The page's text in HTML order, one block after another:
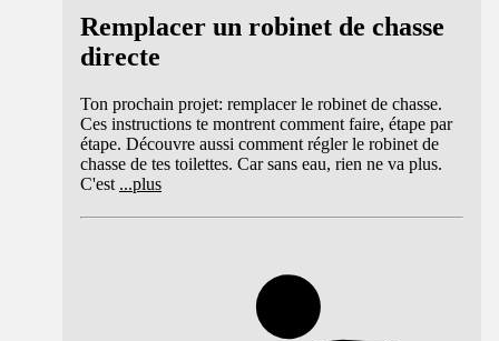
Remplacer un robinet de chasse
directe
Ton prochain projet: remplacer le robinet de chasse.
Ces instructions te montrent comment faire, étape par
étape. Découvre aussi comment régler le robinet de
chasse de tes toilettes. Car sans eau, rien ne va plus.
C'est ...plus